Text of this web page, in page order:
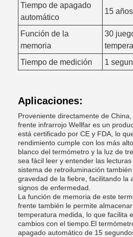
Tiempo de apagado
automático
15 años
Función de la
memoria
30
Tiempo de medición
1
Aplicaciones:
Proveniente directamente de
frente infrarrojo Wellfar es un
está certificado por CE y FDA, lo
rendimiento cumple con los más
blanco del termómetro y la luz de
sea fácil leer y entender las
sistema de retroiluminación
gravedad de la fiebre, facilitando la
signos de enfermedad.
La función de memoria de este
frente también le permite
temperatura medida, lo que facilita
cambios con el tiempo.El
apagado automático de 15